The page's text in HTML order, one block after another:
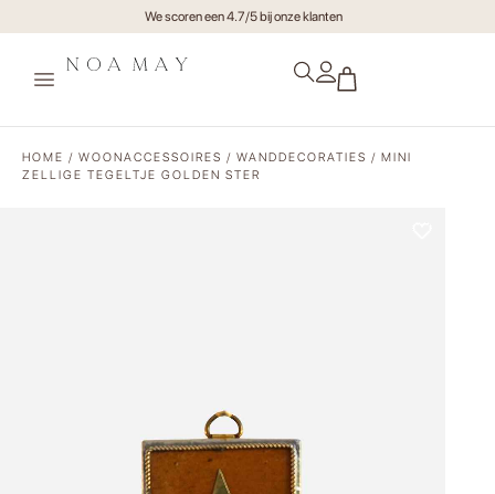
Gratis verzending va €75,- (NL)
HOME / WOONACCESSOIRES / WANDDECORATIES / MINI
ZELLIGE TEGELTJE GOLDEN STER